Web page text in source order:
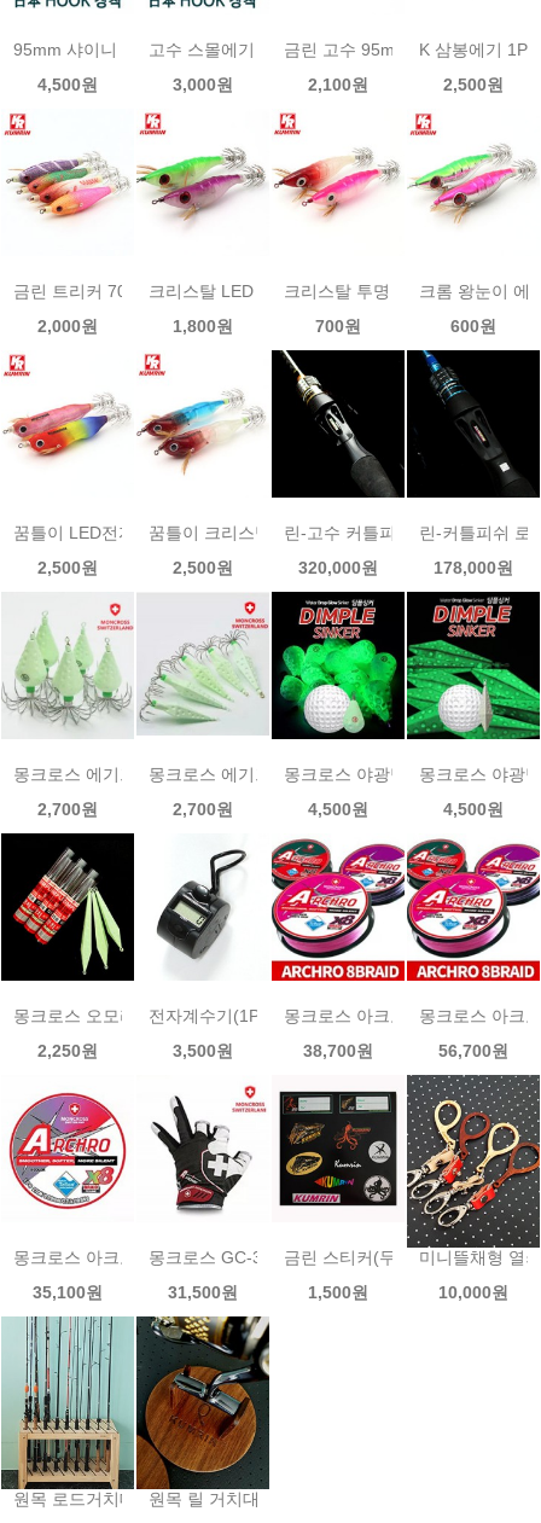
95mm 샤이니 수평에기1p /금린
4,500원
고수 스몰에기 1p /금린
3,000원
금린 고수 95mm 수평에기 1p
2,100원
K 삼봉에기 1P
2,500원
금린 트리커 70mm 드롭퍼 1p
2,000원
크리스탈 LED 전자에기 1P
1,800원
크리스탈 투명 수평에기 1p
700원
크롬 왕눈이 에
600원
꿈틀이 LED전자 수평에기 1P
2,500원
꿈틀이 크리스탈 LED전자 수평에기 1P
2,500원
린-고수 커틀피쉬 로드 RIN-
320,000원
린-커틀피쉬 로
178,000원
몽크로스 에기프리 물방울 B-type 야광딤플 봉돌(에자타입) 1p
2,700원
몽크로스 에기프리 다이아 B-type 야광딤플 봉돌(에
2,700원
몽크로스 야광딤플 물방울 봉돌
4,500원
몽크로스 야광
4,500원
몽크로스 오모리리그 봉돌 1P 야광딤플봉돌 한치
2,250원
전자계수기(1P)
3,500원
몽크로스 아크로(아라크네)
38,700원
몽크로스 아크
56,700원
몽크로스 아크로 200M 8합사 라인 (멀티컬러)한치이카메탈 전용 수심
35,100원
몽크로스 GC-301BW 낚시장갑 3컷
31,500원
금린 스티커(두족류)
1,500원
미니뜰채형 열
10,000원
원목 로드거치대 스텐드형원목 릴 거치대